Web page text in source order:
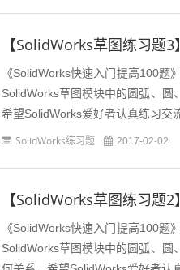
【SolidWorks草图练习题
《SolidWorks快速入门提高100题
SolidWorks草图模块中的圆弧、圆
希望SolidWorks爱好者认真练习交
SolidWorks练习题 2017-02-02
【SolidWorks草图练习题
《SolidWorks快速入门提高100题
SolidWorks草图模块中的圆弧、圆